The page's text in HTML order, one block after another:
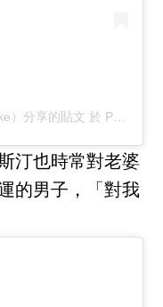
）分享的貼文 於 PST 2017 年 3月 月 3 日 下午 4:21
汀也時常對老婆
的男子，「對我